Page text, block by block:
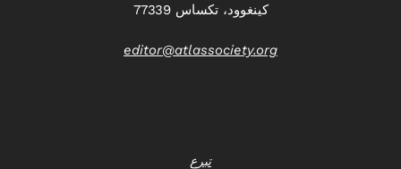
كينغوود، تكساس 77339
editor@atlassociety.org
تبرع